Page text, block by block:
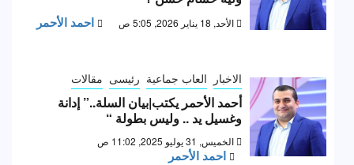
الأحد, 18 يناير 2026, 5:05 ص احمد الأحمر
الاخبار العاب جماعية رئيسى مقالات
أحمد الأحمر يكتب|بيان السلة..” إدانة
وغسيل يد .. وليس بطولة “
الخميس, 31 يوليو 2025, 11:02 ص
احمد الأحمر